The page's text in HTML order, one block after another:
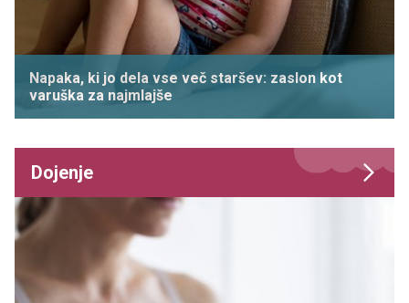
Napaka, ki jo dela vse več staršev: zaslon kot
varuška za najmlajše
Dojenje